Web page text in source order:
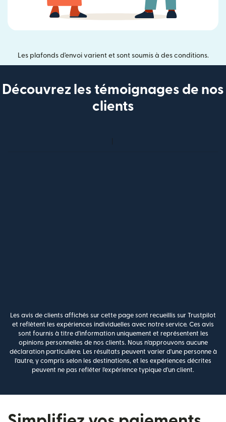
Les plafonds d'envoi varient et sont soumis à des conditions.
Découvrez les témoignages de nos
clients
Les avis de clients affichés sur cette page sont recueillis sur Trustpilot
et reflètent les expériences individuelles avec notre service. Ces avis
sont fournis à titre d'information uniquement et représentent les
opinions personnelles de nos clients. Nous n'approuvons aucune
déclaration particulière. Les résultats peuvent varier d'une personne à
l'autre, y compris selon les destinations, et les expériences décrites
peuvent ne pas refléter l'expérience typique d'un client.